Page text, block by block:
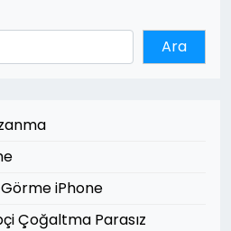
Ara
iPhone
Çoğaltma Parasız